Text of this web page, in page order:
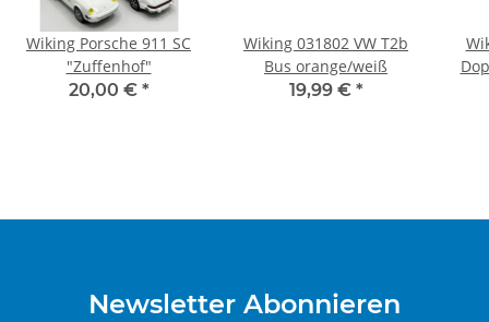
Wiking Porsche 911 SC
"Zuffenhof"
20,00 € *
Wiking 031802 VW T2b
Bus orange/weiß
19,99 € *
Newsletter Abonnieren